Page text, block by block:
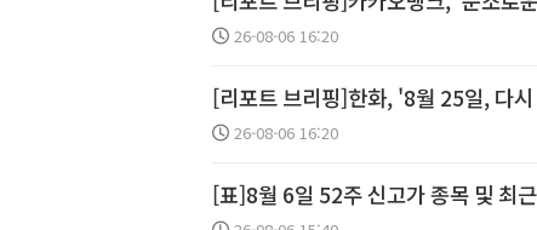
26-08-06 16:20
[리포트 브리핑]한화, '8월 25일, 다
26-08-06 16:20
[표]8월 6일 52주 신고가 종목 및 최